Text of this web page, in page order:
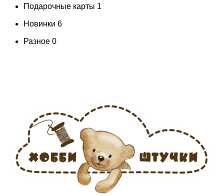
Подарочные карты 1
Новинки 6
Разное 0